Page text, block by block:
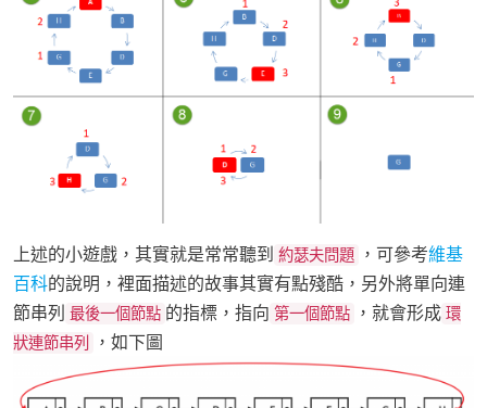
上述的小遊戲，其實就是常常聽到 約瑟夫問題 ，可參考維基
百科的說明，裡面描述的故事其實有點殘酷，另外將單向連
節串列 最後一個節點 的指標，指向 第一個節點 ，就會形成 環
狀連節串列
，如下圖